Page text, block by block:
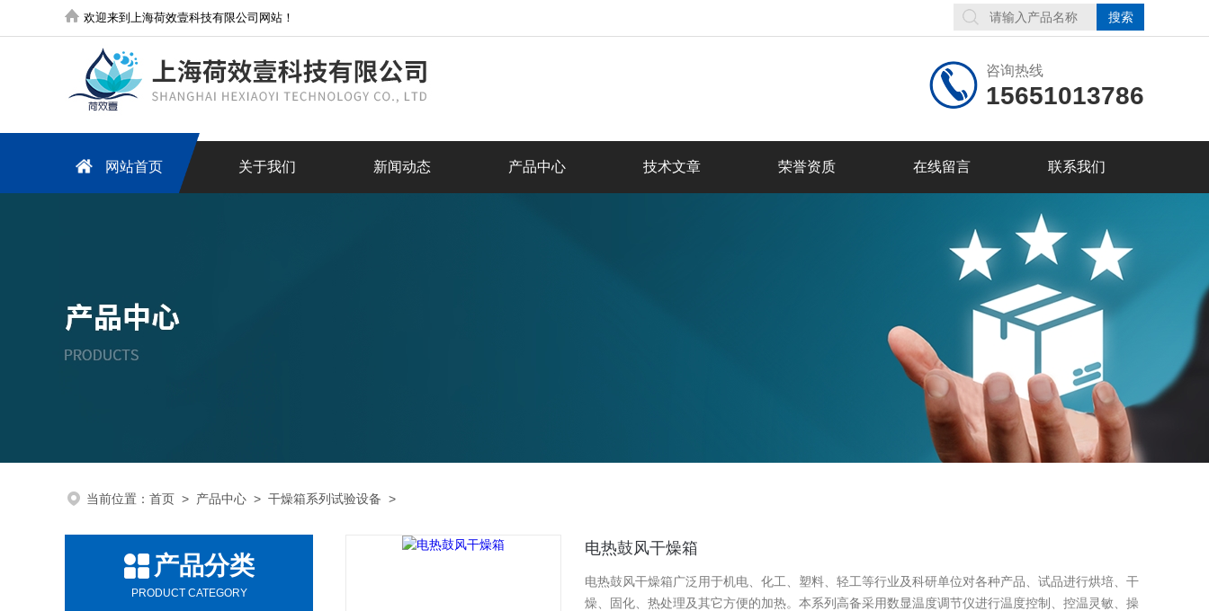
欢迎来到上海荷效壹科技有限公司网站！
咨询热线
15651013786
网站首页 关于我们 新闻动态 产品中心 技术文章 荣誉资质 在线留言 联系我们
当前位置： 首页 > 产品中心 > 干燥箱系列试验设备 >
产品分类
PRODUCT CATEGORY
电热鼓风干燥箱
电热鼓风干燥箱广泛用于机电、化工、塑料、轻工等行业及科研单位对各种产品、试品进行烘培、干
燥、固化、热处理及其它方便的加热。本系列高备采用数显温度调节仪进行温度控制、控温灵敏、操